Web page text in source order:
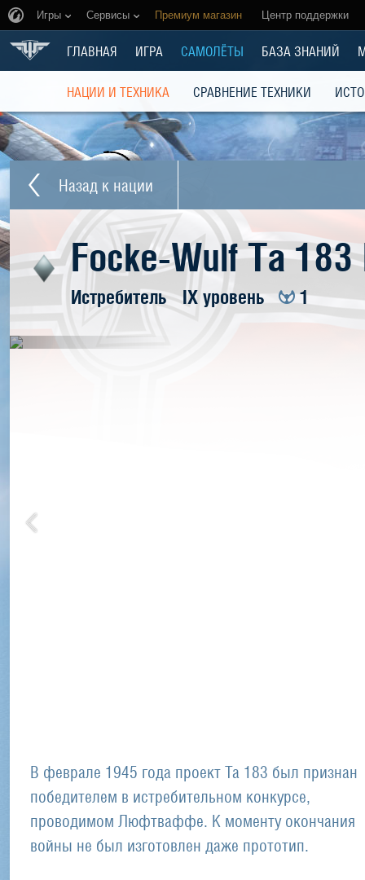
Игры Сервисы Премиум магазин Центр поддержки
ГЛАВНАЯ ИГРА САМОЛЁТЫ БАЗА ЗНАНИЙ
НАЦИИ И ТЕХНИКА СРАВНЕНИЕ ТЕХНИКИ
Назад к нации
Focke-Wulf Ta
Истребитель IX уровень 1
В феврале 1945 года проект Ta 183 был признан
победителем в истребительном конкурсе,
проводимом Люфтваффе. К моменту окончания
войны не был изготовлен даже прототип.